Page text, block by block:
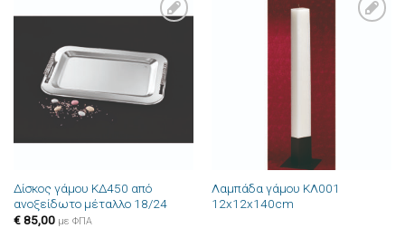
επιθυμιών
Δίσκος γάμου ΚΔ450 από
ανοξείδωτο μέταλλο 18/24
€85,00 με ΦΠΑ
στην λίστα
Λαμπάδα γάμου ΚΛ001
12x12x140cm